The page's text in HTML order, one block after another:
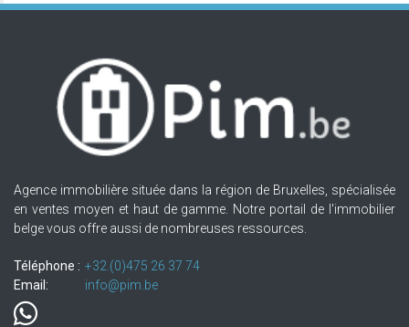
Agence immobilière située dans la région de Bruxelles, spécialisée
en ventes moyen et haut de gamme. Notre portail de l'immobilier
belge vous offre aussi de nombreuses ressources.
Téléphone : +32.(0)475 26 37 74
Email:
info@pim.be